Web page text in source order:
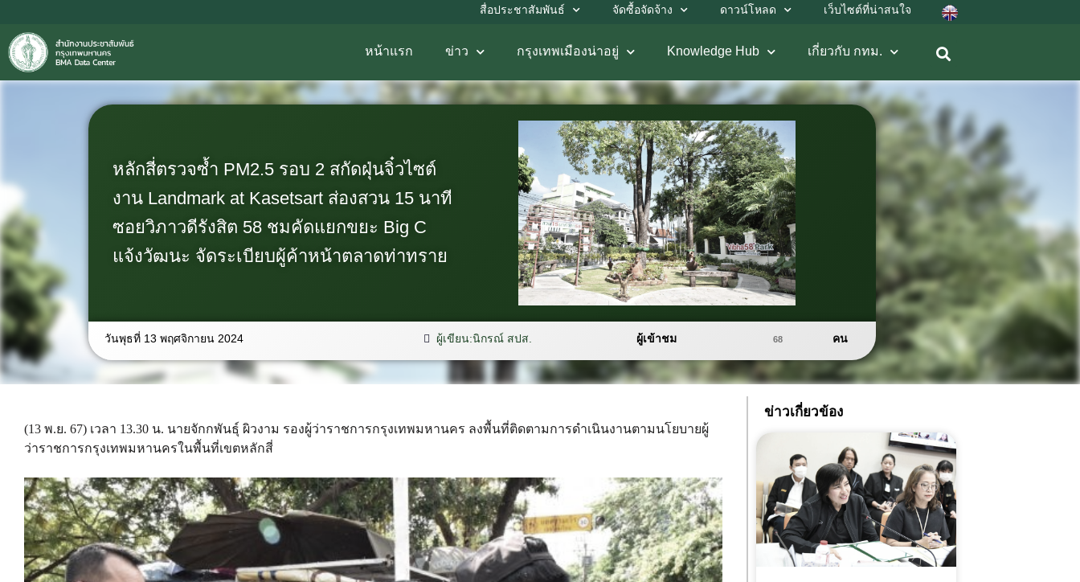
สื่อประชาสัมพันธ์ จัดซื้อจัดจ้าง ดาวน์โหลด เว็บไซต์ที่น่าสนใจ
หน้าแรก ข่าว กรุงเทพเมืองน่าอยู่ Knowledge Hub เกี่ยวกับ กทม.
หลักสี่ตรวจซ้ำ PM2.5 รอบ 2 สกัดฝุ่นจิ๋วไซต์
งาน Landmark at Kasetsart ส่องสวน 15 นาที
ซอยวิภาวดีรังสิต 58 ชมคัดแยกขยะ Big C
แจ้งวัฒนะ จัดระเบียบผู้ค้าหน้าตลาดท่าทราย
วันพุธที่ 13 พฤศจิกายน 2024 ผู้เขียน:นิกรณ์ สปส. ผู้เข้าชม 68 คน
(13 พ.ย. 67) เวลา 13.30 น. นายจักกพันธุ์ ผิวงาม รองผู้ว่าราชการกรุงเทพมหานคร ลงพื้นที่ติดตามการดำเนินงานตามนโยบายผู้
ว่าราชการกรุงเทพมหานครในพื้นที่เขตหลักสี่
ข่าวเกี่ยวข้อง